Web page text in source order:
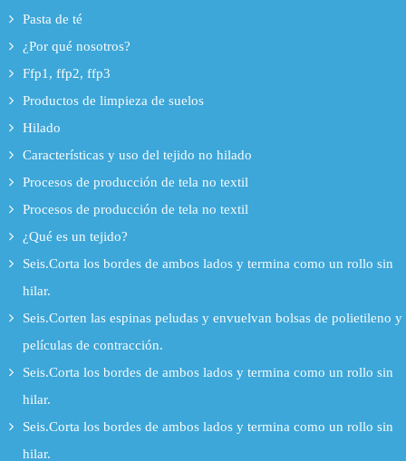
Pasta de té
¿Por qué nosotros?
Ffp1, ffp2, ffp3
Productos de limpieza de suelos
Hilado
Características y uso del tejido no hilado
Procesos de producción de tela no textil
Procesos de producción de tela no textil
¿Qué es un tejido?
Seis.Corta los bordes de ambos lados y termina como un rollo sin
hilar.
Seis.Corten las espinas peludas y envuelvan bolsas de polietileno y
películas de contracción.
Seis.Corta los bordes de ambos lados y termina como un rollo sin
hilar.
Seis.Corta los bordes de ambos lados y termina como un rollo sin
hilar.